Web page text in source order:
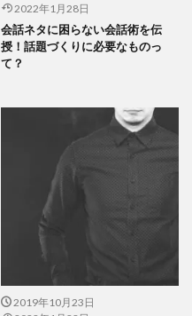
2022年1月28日
会話ネタに困らない会話術を伝
授！話題づくりに必要なものっ
て？
2019年10月23日